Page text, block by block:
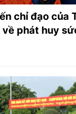
chỉ đạo của
phát huy